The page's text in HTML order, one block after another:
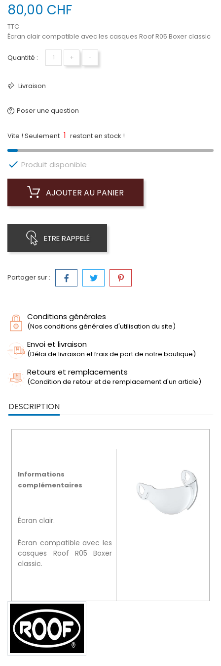
80,00 CHF
TTC
Écran clair compatible avec les casques Roof R05 Boxer classic
Quantité : + −
Livraison
Poser une question
Vite ! Seulement 1 restant en stock !
 Produit disponible
AJOUTER AU PANIER
ETRE RAPPELÉ
Partager sur :
Conditions générales
(Nos conditions générales d'utilisation du site)
Envoi et livraison
(Délai de livraison et frais de port de notre boutique)
Retours et remplacements
(Condition de retour et de remplacement d'un article)
DESCRIPTION
Informations
complémentaires
Écran clair.
Écran compatible avec les
casques Roof R05 Boxer
classic.